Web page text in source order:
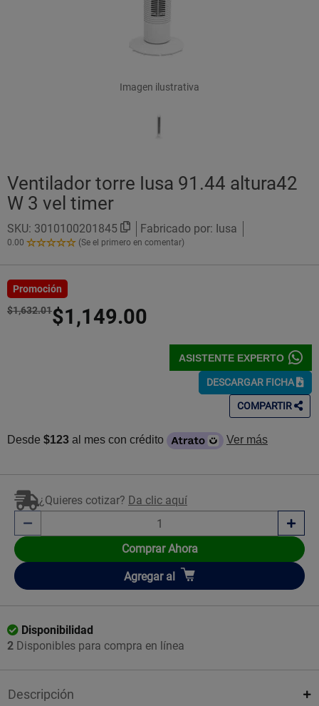
Imagen ilustrativa
Ventilador torre Iusa 91.44 altura42
W 3 vel timer
SKU: 3010100201845 Fabricado por: Iusa
0.00
0.00
Estrellas!
(Se el primero en comentar)
Promoción
$1,632.01$1,149.00
ASISTENTE EXPERTO
DESCARGAR FICHA
COMPARTIR
Desde $123 al mes con crédito Ver más
¿Quieres cotizar? Da clic aquí
Comprar Ahora
Añadir
Agregar al
Disponibilidad
2 Disponibles para compra en línea
Descripción